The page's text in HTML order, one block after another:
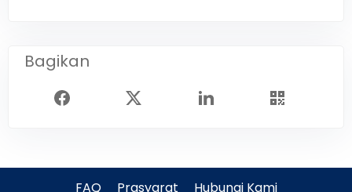
Bagikan
FAQ Prasyarat Hubungi Kami